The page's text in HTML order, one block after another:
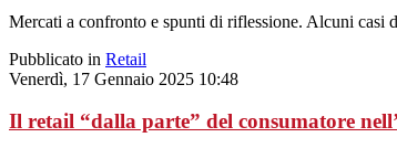
Mercati a confronto e spunti di riflessione. Alcuni casi
Pubblicato in Retail
Venerdì, 17 Gennaio 2025 10:48
Il retail “dalla parte” del consumatore